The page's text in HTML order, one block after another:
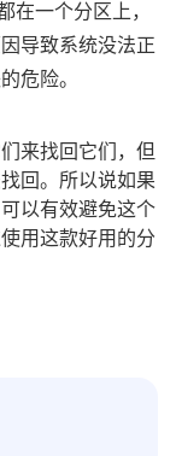
在一个分区上，
导致系统没法正
危险。
来找回它们，但
回。所以说如果
以有效避免这个
用这款好用的分